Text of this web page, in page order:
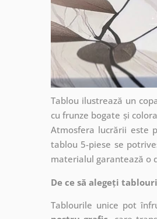
Tablou ilustrează un
cu frunze bogate și
Atmosfera lucrării este
tablou 5-piese se
materialul garantează o
De ce să alegeți
Tablourile unice pot